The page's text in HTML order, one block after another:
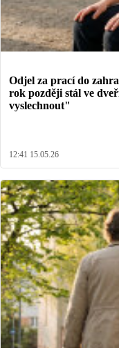
Odjel za prací do
rok později stál ve
vyslechnout"
12:41 15.05.26